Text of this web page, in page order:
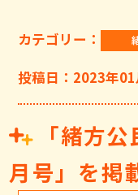
カテゴリー：
投稿日：2023年
「緒方
月号」を掲